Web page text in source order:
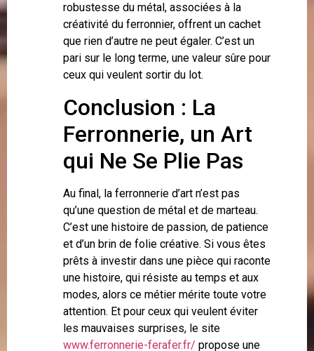
robustesse du métal, associées à la
créativité du ferronnier, offrent un cachet
que rien d’autre ne peut égaler. C’est un
pari sur le long terme, une valeur sûre pour
ceux qui veulent sortir du lot.
Conclusion : La
Ferronnerie, un Art
qui Ne Se Plie Pas
Au final, la ferronnerie d’art n’est pas
qu’une question de métal et de marteau.
C’est une histoire de passion, de patience
et d’un brin de folie créative. Si vous êtes
prêts à investir dans une pièce qui raconte
une histoire, qui résiste au temps et aux
modes, alors ce métier mérite toute votre
attention. Et pour ceux qui veulent éviter
les mauvaises surprises, le site
www.ferronnerie-ferafer.fr/ propose une